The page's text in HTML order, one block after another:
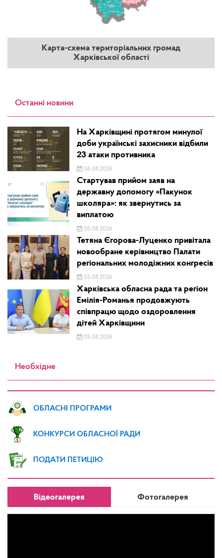
Карта-схема територіальних громад
Харківської області
Останні новини
На Харківщині протягом минулої
доби українські захисники відбили
23 атаки противника
06.08.2026
Стартував прийом заяв на
державну допомогу «Пакунок
школяра»: як звернутись за
виплатою
05.08.2026
Тетяна Єгорова-Луценко привітала
новообране керівництво Палати
регіональних молодіжних конгресів
05.08.2026
Харківська обласна рада та регіон
Емілія-Романья продовжують
співпрацю щодо оздоровлення
дітей Харківщини
05.08.2026
Необхідне
ОБЛАСНІ ПРОГРАМИ
КОНКУРСИ ОБЛАСНОЇ РАДИ
ПОДАТИ ПЕТИЦІЮ
Відеогалерея Фотогалерея